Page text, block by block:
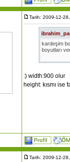
Tarih: 2009-12-
kardeşim
boyutları
:) width:900 olur
height: kısmı ise
Tarih: 2009-12-